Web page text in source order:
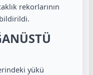
rekorlarının
bildirildi.
yükü